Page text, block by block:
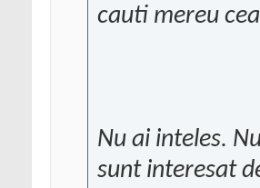
cauti mereu
Nu ai inteles.
sunt interesat